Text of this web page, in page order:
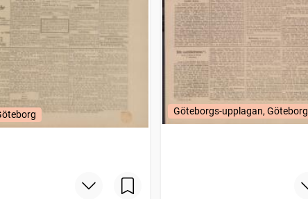
Göteborgs-upplagan, Göteborg